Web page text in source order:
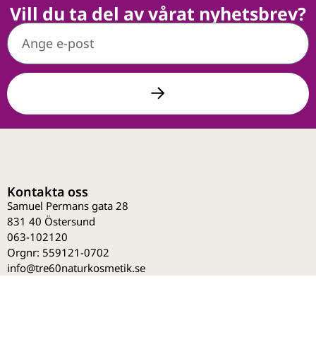
Vill du ta del av vårat nyhetsbrev?
Kontakta oss
Samuel Permans gata 28
831 40 Östersund
063-102120
Orgnr: 559121-0702
info@tre60naturkosmetik.se